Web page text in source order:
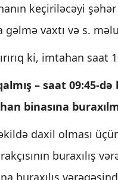
keçiriləcəyi
vaxtı və s.
ki, imtahan saat
– saat 09:45-də
binasına
daxil olması
buraxılış